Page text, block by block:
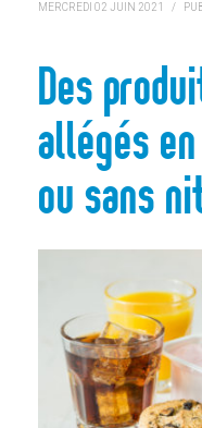
MERCREDI 02 JUIN 2021 /
Des
allégés
ou sans